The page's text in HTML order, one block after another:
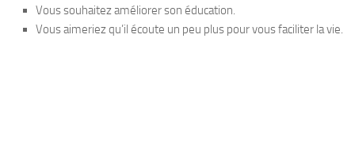
Vous souhaitez améliorer son éducation.
Vous aimeriez qu’il écoute un peu plus pour vous faciliter la vie.